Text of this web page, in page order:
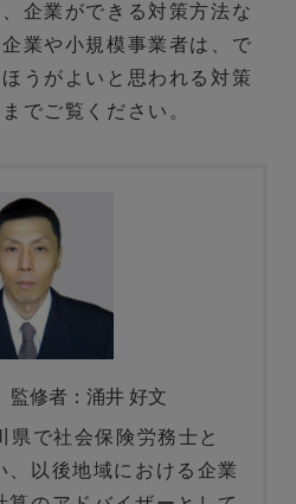
企業ができる対策方法な
業や小規模事業者は、で
うがよいと思われる対策
でご覧ください。
監修者：涌井 好文
県で社会保険労務士と
、以後地域における企業